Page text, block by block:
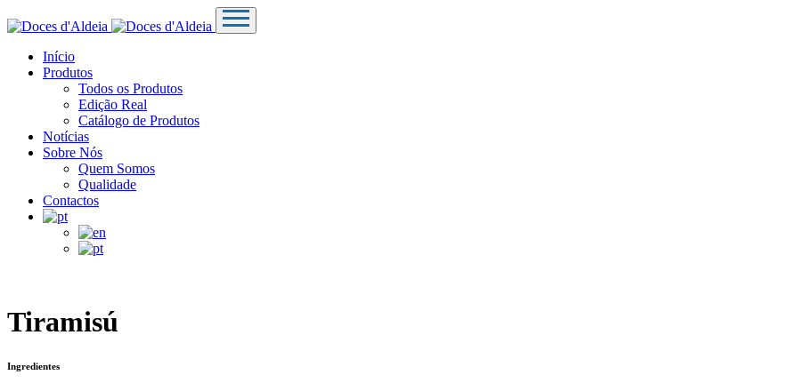
Início
Produtos
Todos os Produtos
Edição Real
Catálogo de Produtos
Notícias
Sobre Nós
Quem Somos
Qualidade
Contactos
Tiramisú
Ingredientes